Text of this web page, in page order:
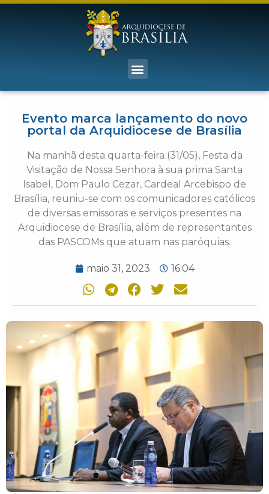
Evento marca lançamento do novo
portal da Arquidiocese de Brasília
Na manhã desta quarta-feira (31/05), Festa da
Visitação de Nossa Senhora à sua prima Santa
Isabel, Dom Paulo Cezar, Cardeal Arcebispo de
Brasília, reuniu-se com os comunicadores católicos
de diversas emissoras e serviços presentes na
Arquidiocese de Brasília, além de representantes
das PASCOMs que atuam nas paróquias.
maio 31, 2023 16:04